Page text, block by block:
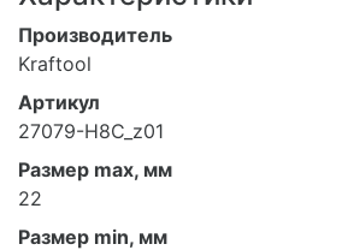
Производитель
Kraftool
Артикул
27079-H8C_z01
Размер max, мм
22
Размер min, мм